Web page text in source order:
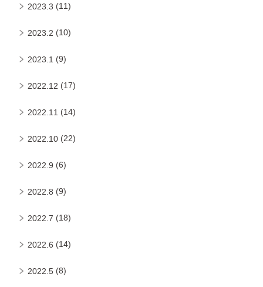
2023.3 (11)
2023.2 (10)
2023.1 (9)
2022.12 (17)
2022.11 (14)
2022.10 (22)
2022.9 (6)
2022.8 (9)
2022.7 (18)
2022.6 (14)
2022.5 (8)